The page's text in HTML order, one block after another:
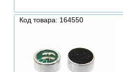
Код товара: 164550